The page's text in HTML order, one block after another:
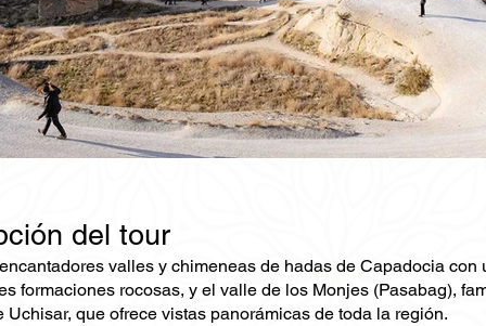
del tour
valles y chimeneas de hadas de Capadocia
formaciones rocosas, y el valle de los Monjes (Pasabag),
Uchisar, que ofrece vistas panorámicas de toda la región.